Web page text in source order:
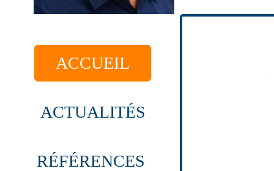
RÉFÉRENCES
ACTUALITÉS
ACCUEIL